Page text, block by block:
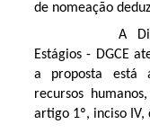
de nomeação
A
Estágios - DGCE
a proposta está
recursos
artigo 1º, inciso IV,